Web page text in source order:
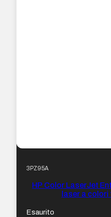
3PZ95A
HP Color LaserJet
laser a
Esaurito